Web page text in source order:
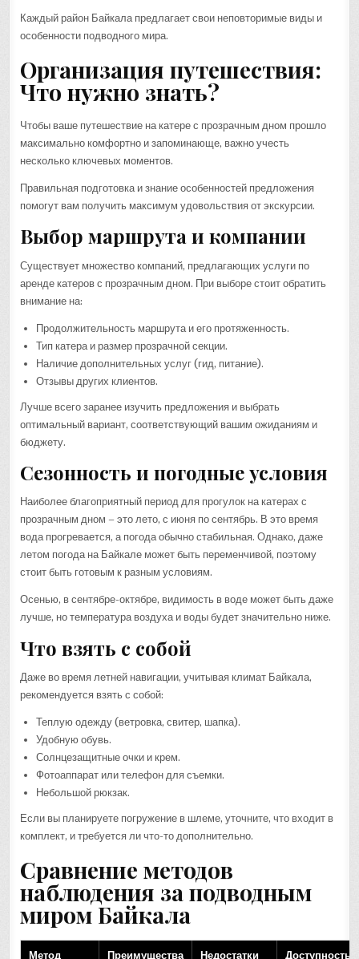
Каждый район Байкала предлагает свои неповторимые виды и
особенности подводного мира.
Организация путешествия:
Что нужно знать?
Чтобы ваше путешествие на катере с прозрачным дном прошло
максимально комфортно и запоминающе, важно учесть
несколько ключевых моментов.
Правильная подготовка и знание особенностей предложения
помогут вам получить максимум удовольствия от экскурсии.
Выбор маршрута и компании
Существует множество компаний, предлагающих услуги по
аренде катеров с прозрачным дном. При выборе стоит обратить
внимание на:
Продолжительность маршрута и его протяженность.
Тип катера и размер прозрачной секции.
Наличие дополнительных услуг (гид, питание).
Отзывы других клиентов.
Лучше всего заранее изучить предложения и выбрать
оптимальный вариант, соответствующий вашим ожиданиям и
бюджету.
Сезонность и погодные условия
Наиболее благоприятный период для прогулок на катерах с
прозрачным дном – это лето, с июня по сентябрь. В это время
вода прогревается, а погода обычно стабильная. Однако, даже
летом погода на Байкале может быть переменчивой, поэтому
стоит быть готовым к разным условиям.
Осенью, в сентябре-октябре, видимость в воде может быть даже
лучше, но температура воздуха и воды будет значительно ниже.
Что взять с собой
Даже во время летней навигации, учитывая климат Байкала,
рекомендуется взять с собой:
Теплую одежду (ветровка, свитер, шапка).
Удобную обувь.
Солнцезащитные очки и крем.
Фотоаппарат или телефон для съемки.
Небольшой рюкзак.
Если вы планируете погружение в шлеме, уточните, что входит в
комплект, и требуется ли что-то дополнительно.
Сравнение методов
наблюдения за подводным
миром Байкала
Метод Преимущества Недостатки Доступность